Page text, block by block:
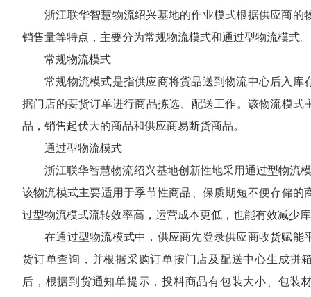
浙江联华智慧物流绍兴基地的作业模式根据供应商的
销售量等特点，主要分为常规物流模式和通过型物流模式。
常规物流模式
常规物流模式是指供应商将货品送到物流中心后入库
据门店的要货订单进行商品拣选、配送工作。该物流模式
品，销售起伏大的商品和供应商易断货商品。
通过型物流模式
浙江联华智慧物流绍兴基地创新性地采用通过型物流
该物流模式主要适用于季节性商品、保质期短不便存储的
过型物流模式流转效率高，运营成本更低，也能有效减少
在通过型物流模式中，供应商先登录供应商收货赋能
货订单查询，并根据采购订单按门店及配送中心生成拼
后，根据到货通知单提示，投料商品有包装大小、包装